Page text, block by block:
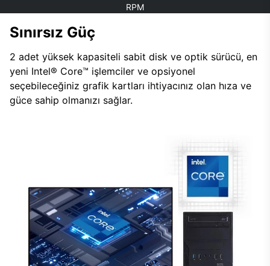
RPM
Sınırsız Güç
2 adet yüksek kapasiteli sabit disk ve optik sürücü, en
yeni Intel® Core™ işlemciler ve opsiyonel
seçebileceğiniz grafik kartları ihtiyacınız olan hıza ve
güce sahip olmanızı sağlar.